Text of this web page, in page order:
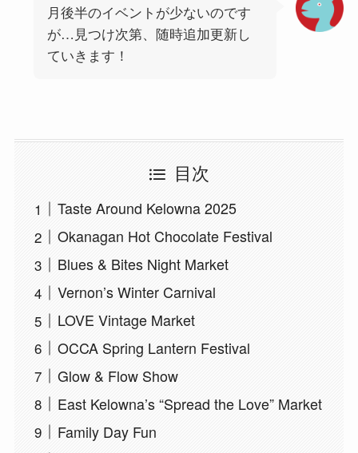
月後半のイベントが少ないのです
が…見つけ次第、随時追加更新し
ていきます！
目次
Taste Around Kelowna 2025
Okanagan Hot Chocolate Festival
Blues & Bites Night Market
Vernon’s Winter Carnival
LOVE Vintage Market
OCCA Spring Lantern Festival
Glow & Flow Show
East Kelowna’s “Spread the Love” Market
Family Day Fun